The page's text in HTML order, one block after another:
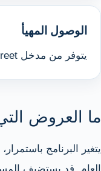
الوصول المهيأ
يتوفر من مدخل Elmbank Street إلى مقاعد Stalls.
ما العروض
يتغير البرنامج